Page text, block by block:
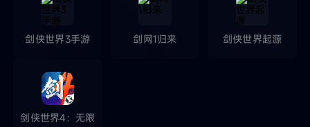
剑侠世界3手游 剑网1归来 剑侠世界起源
剑侠世界4：无限